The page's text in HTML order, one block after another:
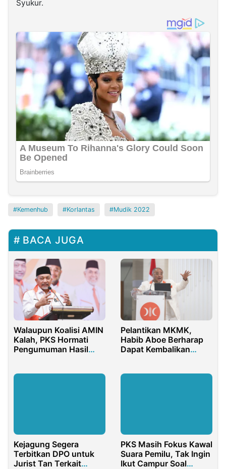
Syukur.
Kemenhub Korlantas Mudik 2022
BACA JUGA
Walaupun Koalisi AMIN
Kalah, PKS Hormati
Pengumuman Hasil
Pelantikan MKMK,
Habib Aboe Berharap
Dapat Kembalikan
Kejagung Segera
Terbitkan DPO untuk
Jurist Tan Terkait
PKS Masih Fokus Kawal
Suara Pemilu, Tak Ingin
Ikut Campur Soal